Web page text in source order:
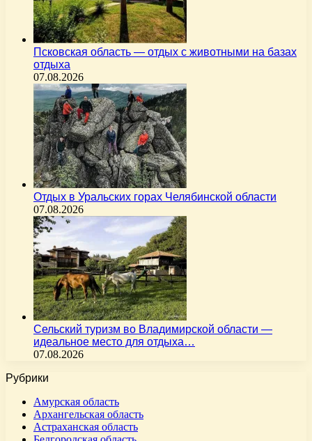
Псковская область — отдых с животными на базах
отдыха
07.08.2026
Отдых в Уральских горах Челябинской области
07.08.2026
Сельский туризм во Владимирской области —
идеальное место для отдыха…
07.08.2026
Рубрики
Амурская область
Архангельская область
Астраханская область